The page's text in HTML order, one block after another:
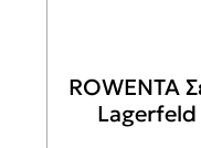
ROWENTA